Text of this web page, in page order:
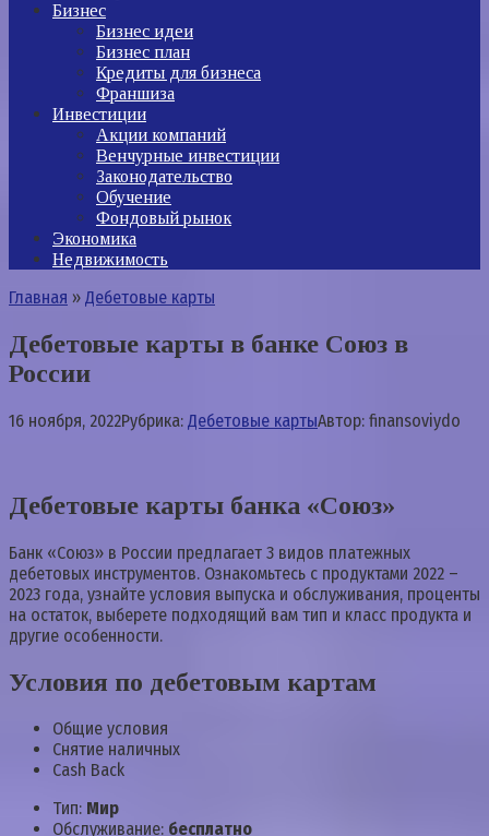
Бизнес
Бизнес идеи
Бизнес план
Кредиты для бизнеса
Франшиза
Инвестиции
Акции компаний
Венчурные инвестиции
Законодательство
Обучение
Фондовый рынок
Экономика
Недвижимость
Главная » Дебетовые карты
Дебетовые карты в банке Союз в
России
16 ноября, 2022Рубрика: Дебетовые картыАвтор: finansoviydo
Дебетовые карты банка «Союз»
Банк «Союз» в России предлагает 3 видов платежных
дебетовых инструментов. Ознакомьтесь с продуктами 2022 –
2023 года, узнайте условия выпуска и обслуживания, проценты
на остаток, выберете подходящий вам тип и класс продукта и
другие особенности.
Условия по дебетовым картам
Общие условия
Снятие наличных
Cash Back
Тип: Мир
Обслуживание: бесплатно